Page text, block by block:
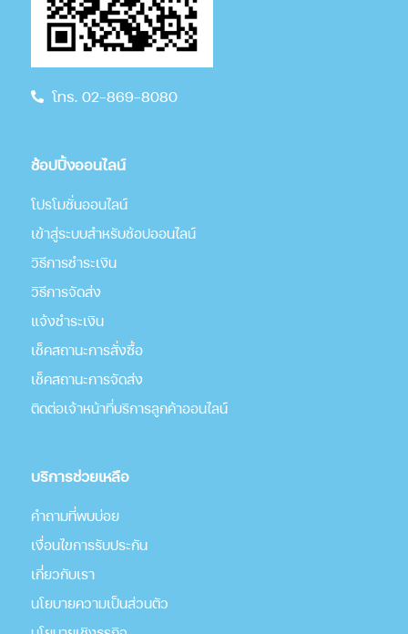
โทร. 02-869-8080
ช้อปปิ้งออนไลน์
โปรโมชั่นออนไลน์
เข้าสู่ระบบสำหรับช้อปออนไลน์
วิธีการชำระเงิน
วิธีการจัดส่ง
แจ้งชำระเงิน
เช็คสถานะการสั่งซื้อ
เช็คสถานะการจัดส่ง
ติดต่อเจ้าหน้าที่บริการลูกค้าออนไลน์
บริการช่วยเหลือ
คำถามที่พบบ่อย
เงื่อนไขการรับประกัน
เกี่่ยวกับเรา
นโยบายความเป็นส่วนตัว